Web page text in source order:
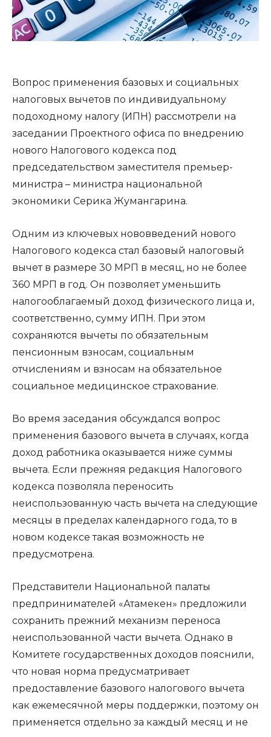
Вопрос применения базовых и социальных
налоговых вычетов по индивидуальному
подоходному налогу (ИПН) рассмотрели на
заседании Проектного офиса по внедрению
нового Налогового кодекса под
председательством заместителя премьер-
министра – министра национальной
экономики Серика Жумангарина.
Одним из ключевых нововведений нового
Налогового кодекса стал базовый налоговый
вычет в размере 30 МРП в месяц, но не более
360 МРП в год. Он позволяет уменьшить
налогооблагаемый доход физического лица и,
соответственно, сумму ИПН. При этом
сохраняются вычеты по обязательным
пенсионным взносам, социальным
отчислениям и взносам на обязательное
социальное медицинское страхование.
Во время заседания обсуждался вопрос
применения базового вычета в случаях, когда
доход работника оказывается ниже суммы
вычета. Если прежняя редакция Налогового
кодекса позволяла переносить
неиспользованную часть вычета на следующие
месяцы в пределах календарного года, то в
новом кодексе такая возможность не
предусмотрена.
Представители Национальной палаты
предпринимателей «Атамекен» предложили
сохранить прежний механизм переноса
неиспользованной части вычета. Однако в
Комитете государственных доходов пояснили,
что новая норма предусматривает
предоставление базового налогового вычета
как ежемесячной меры поддержки, поэтому он
применяется отдельно за каждый месяц и не